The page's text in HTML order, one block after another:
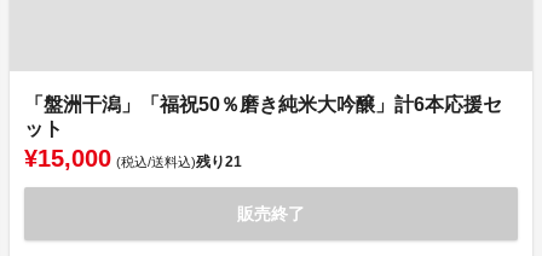
「盤洲干潟」「福祝50％磨き純米大吟醸」計6本応援セ
ット
¥15,000 (税込/送料込)残り21
販売終了